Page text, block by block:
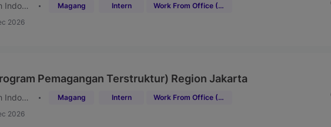
PT Bank Syariah Indonesia (Persero) Tbk Magang Intern
Work From Office (WFO)
2026
Pemagangan Terstruktur) Region Jakarta
PT Bank Syariah Indonesia (Persero) Tbk Magang Intern
Work From Office (WFO)
2026